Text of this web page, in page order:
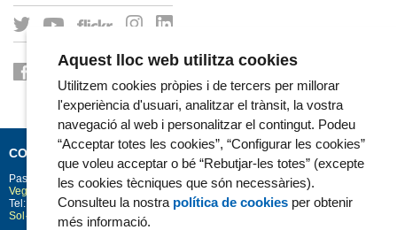
CONTACTE
Passeig Marítim 25-29 Barcelona 08003
Vegeu la situació a Google Maps
Tel: 93 248 30 00 · Fax: 93 248 32 54
Sol·licitud d'informació
Aquest lloc web utilitza cookies
Utilitzem cookies pròpies i de tercers per millorar
l'experiència d'usuari, analitzar el trànsit, la vostra
navegació al web i personalitzar el contingut. Podeu
“Acceptar totes les cookies”, “Configurar les cookies”
que voleu acceptar o bé “Rebutjar-les totes” (excepte
les cookies tècniques que són necessàries).
Consulteu la nostra política de cookies per obtenir
més informació.